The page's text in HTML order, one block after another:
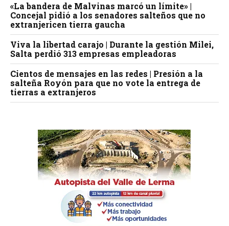
«La bandera de Malvinas marcó un límite» |
Concejal pidió a los senadores salteños que no
extranjericen tierra gaucha
Viva la libertad carajo | Durante la gestión Milei,
Salta perdió 313 empresas empleadoras
Cientos de mensajes en las redes | Presión a la
salteña Royón para que no vote la entrega de
tierras a extranjeros